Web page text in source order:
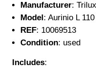
Manufacturer:
Model : Aurinio L
REF: 10069513
Condition: used
Includes: